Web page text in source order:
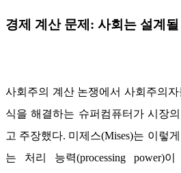
경제 계산 문제: 사회는 설계
사회주의 계산 논쟁에서 사회주의
식을 해결하는 슈퍼컴퓨터가 시장
고 주장했다. 미제스(Mises)는 이렇
는 처리 능력(processing power)